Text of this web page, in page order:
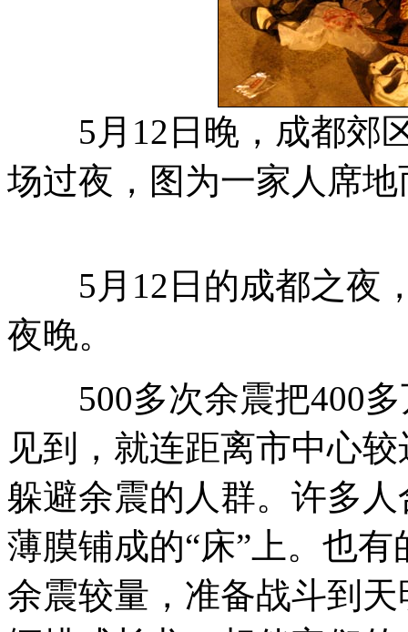
5月12日晚，成都郊区
场过夜，图为一家人席
5月12日的成都之夜，
夜晚。
500多次余震把400多
见到，就连距离市中心
躲避余震的人群。许多
薄膜铺成的“床”上。也
余震较量，准备战斗到